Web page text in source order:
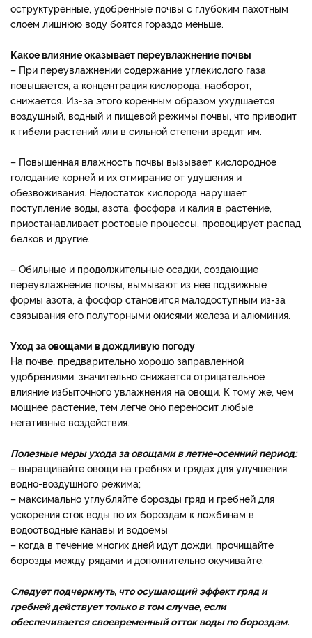
оструктуренные, удобренные почвы с глубоким пахотным
слоем лишнюю воду боятся гораздо меньше.
Какое влияние оказывает переувлажнение почвы
– При переувлажнении содержание углекислого газа
повышается, а концентрация кислорода, наоборот,
снижается. Из-за этого коренным образом ухудшается
воздушный, водный и пищевой режимы почвы, что приводит
к гибели растений или в сильной степени вредит им.
– Повышенная влажность почвы вызывает кислородное
голодание корней и их отмирание от удушения и
обезвоживания. Недостаток кислорода нарушает
поступление воды, азота, фосфора и калия в растение,
приостанавливает ростовые процессы, провоцирует распад
белков и другие.
– Обильные и продолжительные осадки, создающие
переувлажнение почвы, вымывают из нее подвижные
формы азота, а фосфор становится малодоступным из-за
связывания его полуторными окисями железа и алюминия.
Уход за овощами в дождливую погоду
На почве, предварительно хорошо заправленной
удобрениями, значительно снижается отрицательное
влияние избыточного увлажнения на овощи. К тому же, чем
мощнее растение, тем легче оно переносит любые
негативные воздействия.
Полезные меры ухода за овощами в летне-осенний период:
– выращивайте овощи на гребнях и грядах для улучшения
водно-воздушного режима;
– максимально углубляйте борозды гряд и гребней для
ускорения сток воды по их бороздам к ложбинам в
водоотводные канавы и водоемы
– когда в течение многих дней идут дожди, прочищайте
борозды между рядами и дополнительно окучивайте.
Следует подчеркнуть, что осушающий эффект гряд и
гребней действует только в том случае, если
обеспечивается своевременный отток воды по бороздам.